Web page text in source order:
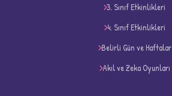
D
3. Sınıf Etkinlikleri
4. Sınıf Etkinlikleri
Belirli Gün ve Haftalar
Akıl ve Zeka Oyunları